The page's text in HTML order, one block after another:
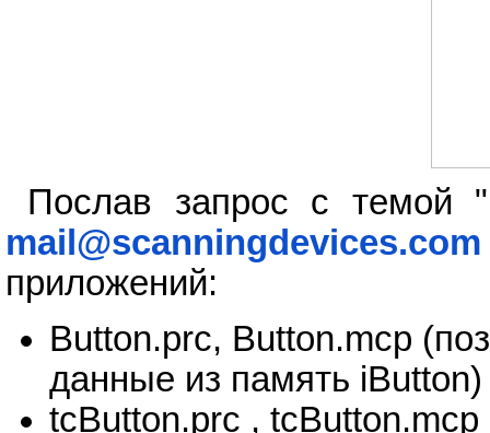
Послав запрос с темой
mail@scanningdevices.com
приложений:
Button.prc, Button.mcp
данные из память iButton)
tcButton.prc ,